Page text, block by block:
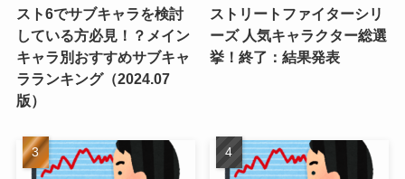
スト6でサブキャラを検討
している方必見！？メイン
キャラ別おすすめサブキャ
ラランキング（2024.07
版）
ストリートファイターシリ
ーズ 人気キャラクター総選
挙！終了：結果発表